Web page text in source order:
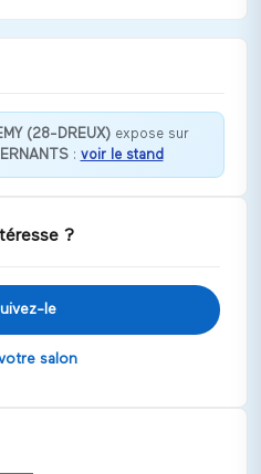
!
(28-DREUX) expose sur
: voir le stand
?
le
salon